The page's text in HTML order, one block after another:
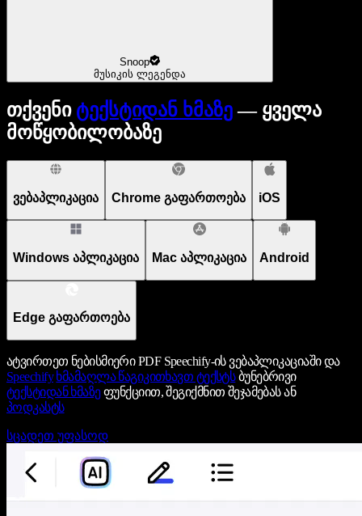
Snoop
მუსიკის ლეგენდა
თქვენი ტექსტიდან ხმაზე— ყველა
მოწყობილობაზე
ვებაპლიკაცია Chrome გაფართოება iOS
Windows აპლიკაცია Mac აპლიკაცია Android
Edge გაფართოება
ატვირთეთ ნებისმიერი PDF Speechify-ის ვებაპლიკაციაში და
Speechify ხმამაღლა წაგიკითხავთ ტექსტსბუნებრივი
ტექსტიდან ხმაზეფუნქციით, შეგიქმნით შეჯამებას ან
პოდკასტს
სცადეთ უფასოდ